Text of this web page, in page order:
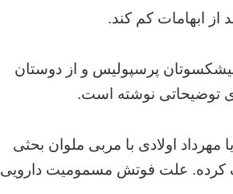
از ابهامات کم کند.
پیشکسوتان پرسپولیس و از دوستان
توضیحاتی نوشته است.
اولادی با مربی ملوان بحثی
کرده. علت فوتش مسمومیت دارویی